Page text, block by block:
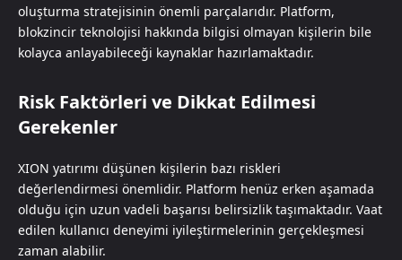
oluşturma stratejisinin önemli parçalarıdır. Platform,
blokzincir teknolojisi hakkında bilgisi olmayan kişilerin bile
kolayca anlayabileceği kaynaklar hazırlamaktadır.
Risk Faktörleri ve Dikkat Edilmesi
Gerekenler
XION yatırımı düşünen kişilerin bazı riskleri
değerlendirmesi önemlidir. Platform henüz erken aşamada
olduğu için uzun vadeli başarısı belirsizlik taşımaktadır. Vaat
edilen kullanıcı deneyimi iyileştirmelerinin gerçekleşmesi
zaman alabilir.